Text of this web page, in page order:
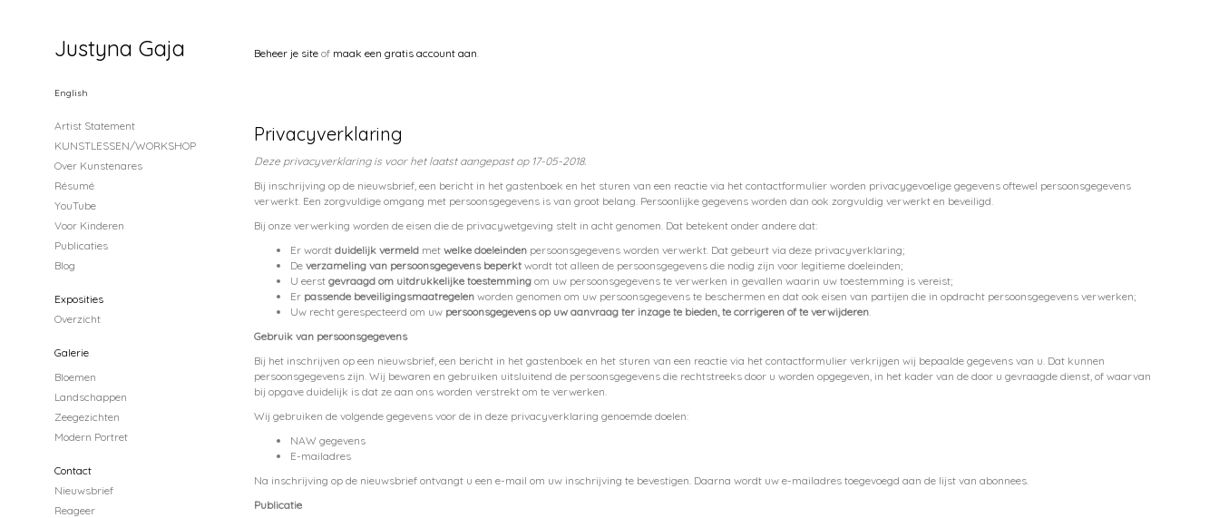
Beheer je site of maak een gratis account aan.
Privacyverklaring
Deze privacyverklaring is voor het laatst aangepast op 17-05-2018.
Bij inschrijving op de nieuwsbrief, een bericht in het gastenboek en het sturen van een reactie via het contactformulier worden privacygevoelige gegevens oftewel persoonsgegevens
verwerkt. Een zorgvuldige omgang met persoonsgegevens is van groot belang. Persoonlijke gegevens worden dan ook zorgvuldig verwerkt en beveiligd.
Bij onze verwerking worden de eisen die de privacywetgeving stelt in acht genomen. Dat betekent onder andere dat:
Er wordt duidelijk vermeld met welke doeleinden persoonsgegevens worden verwerkt. Dat gebeurt via deze privacyverklaring;
De verzameling van persoonsgegevens beperkt wordt tot alleen de persoonsgegevens die nodig zijn voor legitieme doeleinden;
U eerst gevraagd om uitdrukkelijke toestemming om uw persoonsgegevens te verwerken in gevallen waarin uw toestemming is vereist;
Er passende beveiligingsmaatregelen worden genomen om uw persoonsgegevens te beschermen en dat ook eisen van partijen die in opdracht persoonsgegevens verwerken;
Uw recht gerespecteerd om uw persoonsgegevens op uw aanvraag ter inzage te bieden, te corrigeren of te verwijderen.
Gebruik van persoonsgegevens
Bij het inschrijven op een nieuwsbrief, een bericht in het gastenboek en het sturen van een reactie via het contactformulier verkrijgen wij bepaalde gegevens van u. Dat kunnen
persoonsgegevens zijn. Wij bewaren en gebruiken uitsluitend de persoonsgegevens die rechtstreeks door u worden opgegeven, in het kader van de door u gevraagde dienst, of waarvan
bij opgave duidelijk is dat ze aan ons worden verstrekt om te verwerken.
Wij gebruiken de volgende gegevens voor de in deze privacyverklaring genoemde doelen:
NAW gegevens
E-mailadres
Na inschrijving op de nieuwsbrief ontvangt u een e-mail om uw inschrijving te bevestigen. Daarna wordt uw e-mailadres toegevoegd aan de lijst van abonnees.
Publicatie
Justyna Gaja
English
Artist Statement
KUNSTLESSEN/WORKSHOP
Over Kunstenares
Résumé
YouTube
Voor Kinderen
Publicaties
Blog
Exposities
Overzicht
Galerie
Bloemen
Landschappen
Zeegezichten
Modern Portret
Contact
Nieuwsbrief
Reageer